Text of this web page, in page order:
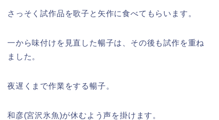
さっそく試作品を歌子と矢作に食べてもらいます。
一から味付けを見直した暢子は、その後も試作を重ね
ました。
夜遅くまで作業をする暢子。
和彦(宮沢氷魚)が休むよう声を掛けます。